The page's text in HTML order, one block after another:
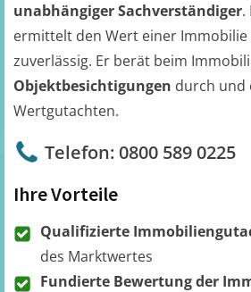
unabhängiger Sachverständiger.
ermittelt den Wert einer
zuverlässig. Er berät beim
Objektbesichtigungen durch und
Wertgutachten.
Telefon: 0800 589 0225
Ihre Vorteile
Qualifizierte
des Marktwertes
Fundierte Bewertung der